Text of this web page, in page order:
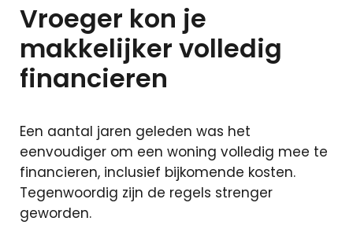
Vroeger kon je
makkelijker volledig
financieren
Een aantal jaren geleden was het
eenvoudiger om een woning volledig mee te
financieren, inclusief bijkomende kosten.
Tegenwoordig zijn de regels strenger
geworden.
Zakelijke
verzekeringen
Makelaardij